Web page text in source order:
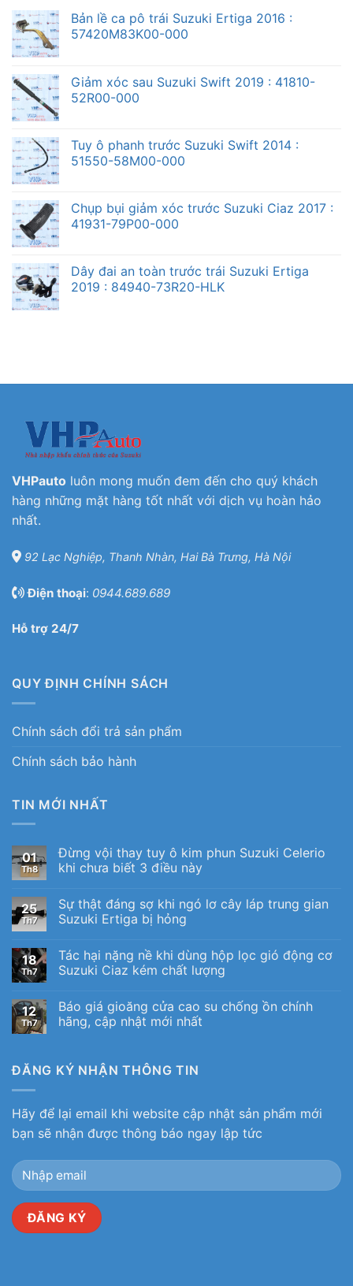
Bản lề ca pô trái Suzuki Ertiga 2016 :
57420M83K00-000
Giảm xóc sau Suzuki Swift 2019 : 41810-
52R00-000
Tuy ô phanh trước Suzuki Swift 2014 :
51550-58M00-000
Chụp bụi giảm xóc trước Suzuki Ciaz 2017 :
41931-79P00-000
Dây đai an toàn trước trái Suzuki Ertiga
2019 : 84940-73R20-HLK
VHPauto luôn mong muốn đem đến cho quý khách
hàng những mặt hàng tốt nhất với dịch vụ hoàn hảo
nhất.
92 Lạc Nghiệp, Thanh Nhàn, Hai Bà Trưng, Hà Nội
Điện thoại: 0944.689.689
Hỗ trợ 24/7
QUY ĐỊNH CHÍNH SÁCH
Chính sách đổi trả sản phẩm
Chính sách bảo hành
TIN MỚI NHẤT
01
Th8
Đừng vội thay tuy ô kim phun Suzuki Celerio
khi chưa biết 3 điều này
25
Th7
Sự thật đáng sợ khi ngó lơ cây láp trung gian
Suzuki Ertiga bị hỏng
18
Th7
Tác hại nặng nề khi dùng hộp lọc gió động cơ
Suzuki Ciaz kém chất lượng
12
Th7
Báo giá gioăng cửa cao su chống ồn chính
hãng, cập nhật mới nhất
ĐĂNG KÝ NHẬN THÔNG TIN
Hãy để lại email khi website cập nhật sản phẩm mới
bạn sẽ nhận được thông báo ngay lập tức